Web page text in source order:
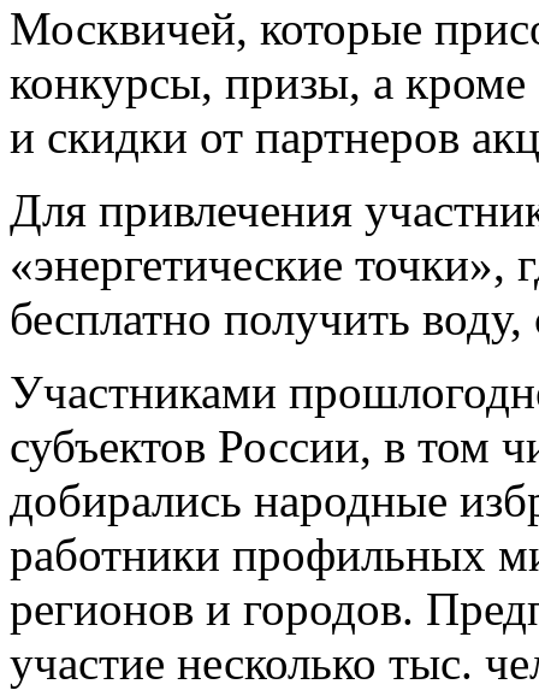
Москвичей, которые
конкурсы, призы, а
и скидки от партнеров
Для привлечения
«энергетические точки»,
бесплатно получить
Участниками
субъектов России, в том
добирались народные
работники профильных
регионов и городов.
участие несколько тыс.